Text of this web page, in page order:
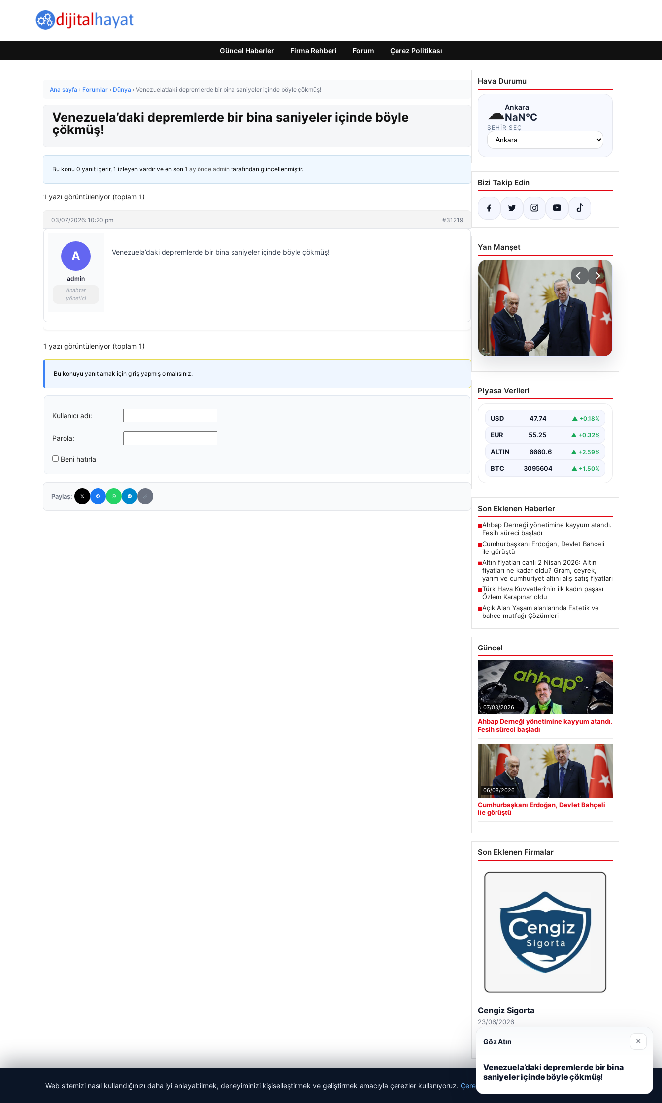
Güncel Haberler Firma Rehberi Forum Çerez Politikası
Ana sayfa › Forumlar › Dünya › Venezuela’daki depremlerde bir bina saniyeler içinde böyle çökmüş!
Venezuela’daki depremlerde bir bina saniyeler içinde böyle
çökmüş!
Bu konu 0 yanıt içerir, 1 izleyen vardır ve en son 1 ay önce admin tarafından güncellenmiştir.
1 yazı görüntüleniyor (toplam 1)
03/07/2026: 10:20 pm #31219
A
admin
Anahtar
yönetici
Venezuela’daki depremlerde bir bina saniyeler içinde böyle çökmüş!
1 yazı görüntüleniyor (toplam 1)
Bu konuyu yanıtlamak için giriş yapmış olmalısınız.
Kullanıcı adı:
Parola:
Beni hatırla
Paylaş:
Hava Durumu
☁Ankara
NaN°C
ŞEHIR SEÇ
Bizi Takip Edin
Yan Manşet
06.08.2026
Cumhurbaşkanı Erdoğan,
Devlet Bahçeli ile görüştü
Piyasa Verileri
USD 47.74 ▲ +0.18%
EUR 55.25 ▲ +0.32%
ALTIN 6660.6 ▲ +2.59%
BTC 3095604 ▲ +1.50%
Son Eklenen Haberler
■Ahbap Derneği yönetimine kayyum atandı.
Fesih süreci başladı
■Cumhurbaşkanı Erdoğan, Devlet Bahçeli
ile görüştü
■Altın fiyatları canlı 2 Nisan 2026: Altın
fiyatları ne kadar oldu? Gram, çeyrek,
yarım ve cumhuriyet altını alış satış fiyatları
■Türk Hava Kuvvetleri’nin ilk kadın paşası
Özlem Karapınar oldu
■Açık Alan Yaşam alanlarında Estetik ve
bahçe mutfağı Çözümleri
Güncel
07/08/2026
Ahbap Derneği yönetimine kayyum atandı.
Fesih süreci başladı
06/08/2026
Cumhurbaşkanı Erdoğan, Devlet Bahçeli
ile görüştü
Son Eklenen Firmalar
Cengiz Sigorta
23/06/2026
Web sitemizi nasıl kullandığınızı daha iyi anlayabilmek, deneyiminizi kişiselleştirmek ve geliştirmek amacıyla çerezler kullanıyoruz. Çerez Politikamız
Göz Atın ×
Venezuela’daki depremlerde bir bina
saniyeler içinde böyle çökmüş!